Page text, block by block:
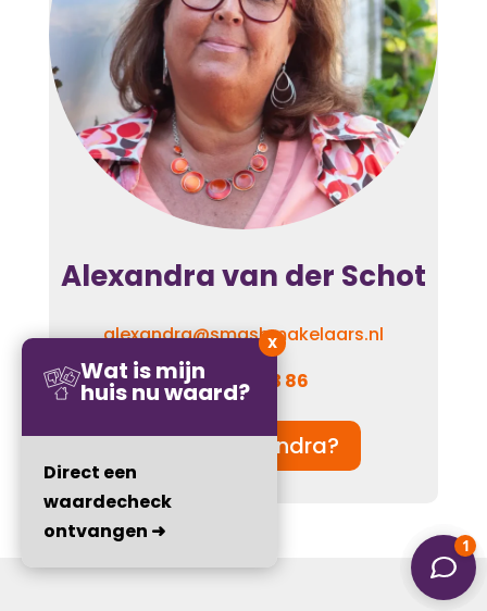
Alexandra van der Schot
alexandra@smashmakelaars.nl
06 – 110 923 86
Wie is Alexandra?
Wat is mijn
huis nu waard?
Direct een
waardecheck
ontvangen ➜
X